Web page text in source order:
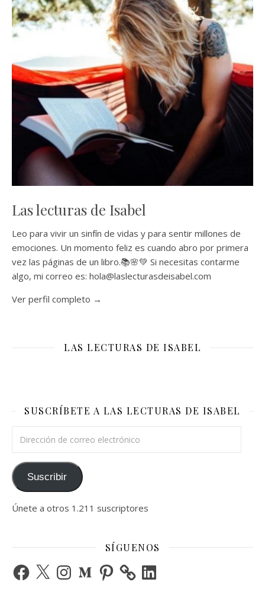
Las lecturas de Isabel
Leo para vivir un sinfín de vidas y para sentir millones de
emociones. Un momento feliz es cuando abro por primera
vez las páginas de un libro.📚🌸💚 Si necesitas contarme
algo, mi correo es: hola@laslecturasdeisabel.com
Ver perfil completo →
LAS LECTURAS DE ISABEL
SUSCRÍBETE A LAS LECTURAS DE ISABEL
Suscribir
Únete a otros 1.211 suscriptores
SÍGUENOS
Facebook
X InstagramMediumPinterest LinkedIn